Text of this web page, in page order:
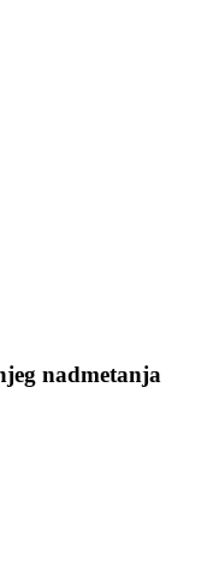
nadmetanja